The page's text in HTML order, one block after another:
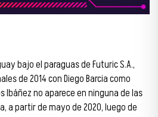
bajo el paraguas de Futuric S.A.,
de 2014 con Diego Barcia como
Ibáñez no aparece en ninguna de las
a partir de mayo de 2020, luego de